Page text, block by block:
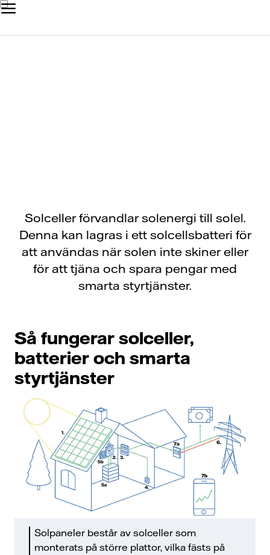
Solceller förvandlar solenergi till solel.
Denna kan lagras i ett solcellsbatteri för
att användas när solen inte skiner eller
för att tjäna och spara pengar med
smarta styrtjänster.
Så fungerar solceller,
batterier och smarta
styrtjänster
Solpaneler består av solceller som
monterats på större plattor, vilka fästs på